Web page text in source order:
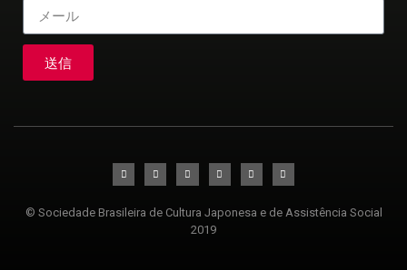
送信
© Sociedade Brasileira de Cultura Japonesa e de Assistência Social
2019